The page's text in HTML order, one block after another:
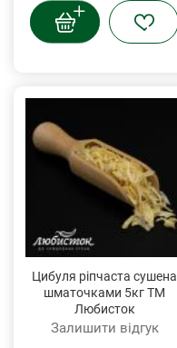
Цибуля ріпчаста сушена
шматочками 5кг ТМ
Любисток
Залишити відгук